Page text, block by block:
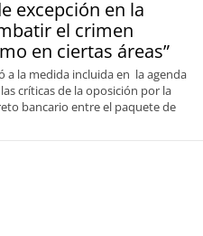
excepción en la
el crimen
en ciertas áreas”
a la medida incluida en la agenda
críticas de la oposición por la
bancario entre el paquete de